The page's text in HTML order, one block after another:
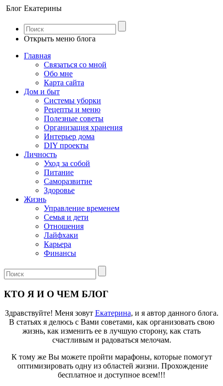
Блог Екатерины
Открыть меню блога
Главная
Связаться со мной
Обо мне
Карта сайта
Дом и быт
Системы уборки
Рецепты и меню
Полезные советы
Организация хранения
Интерьер дома
DIY проекты
Личность
Уход за собой
Питание
Саморазвитие
Здоровье
Жизнь
Управление временем
Семья и дети
Отношения
Лайфхаки
Карьера
Финансы
КТО Я И О ЧЕМ БЛОГ
Здравствуйте! Меня зовут Екатерина, и я автор данного блога.
В статьях я делюсь с Вами советами, как организовать свою
жизнь, как изменить ее в лучшую сторону, как стать
счастливым и радоваться мелочам.
К тому же Вы можете пройти марафоны, которые помогут
оптимизировать одну из областей жизни. Прохождение
бесплатное и доступное всем!!!